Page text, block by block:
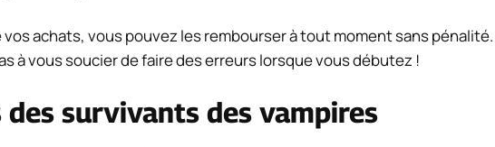
vos achats, vous pouvez les rembourser à tout moment sans pénalité.
à vous soucier de faire des erreurs lorsque vous débutez !
survivants des vampires